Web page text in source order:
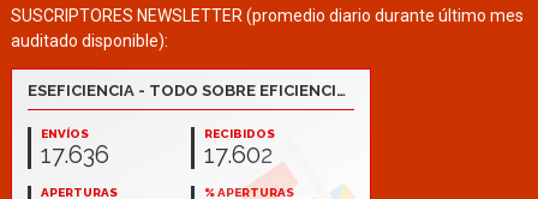
SUSCRIPTORES NEWSLETTER (promedio diario durante último mes
auditado disponible):